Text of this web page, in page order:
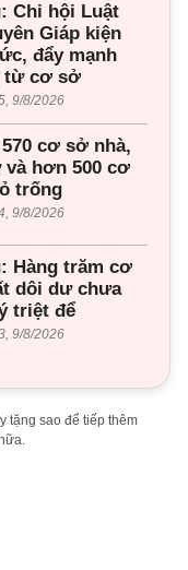
Chi hội Luật
Giáp kiện
đẩy mạnh
từ cơ sở
9/8/2026
cơ sở nhà,
hơn 500 cơ
trống
9/8/2026
Hàng trăm cơ
dôi dư chưa
triệt để
9/8/2026
tặng sao để tiếp thêm